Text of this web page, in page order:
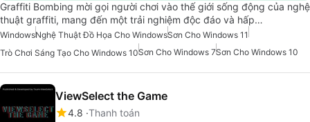
Graffiti Bombing mời gọi người chơi vào thế giới sống động của nghệ
thuật graffiti, mang đến một trải nghiệm độc đáo và hấp…
WindowsNghệ Thuật Đồ Họa Cho WindowsSơn Cho Windows 11
Trò Chơi Sáng Tạo Cho Windows 10Sơn Cho Windows 7Sơn Cho Windows 10
ViewSelect the Game
4.8 Thanh toán